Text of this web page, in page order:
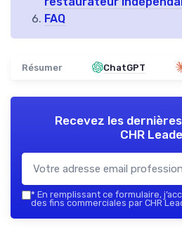
FAQ
Résumer ChatGPT
Recevez les
CHR
* En remplissant ce formulaire,
des fins commerciales par CHR